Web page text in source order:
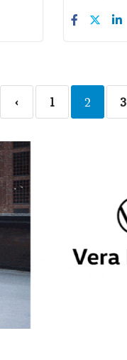
‹ 1 2 3